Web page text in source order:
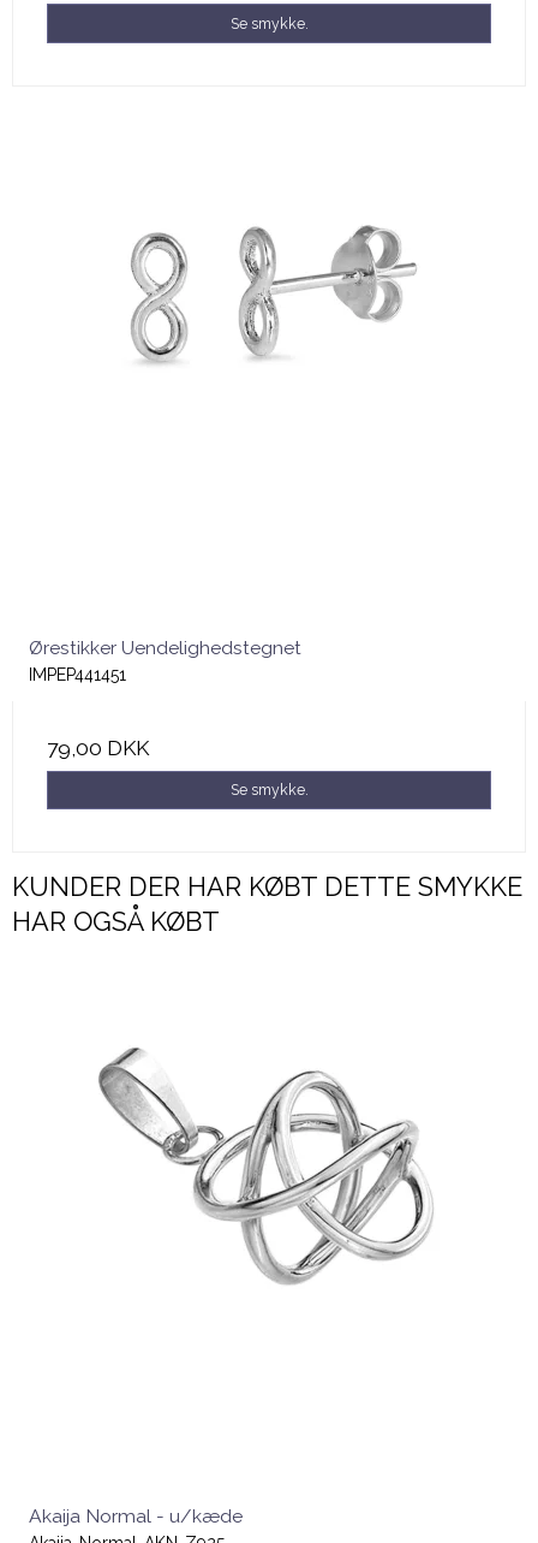
Se smykke.
Ørestikker Uendelighedstegnet
IMPEP441451
79,00 DKK
Se smykke.
KUNDER DER HAR KØBT DETTE SMYKKE
HAR OGSÅ KØBT
Akaija Normal - u/kæde